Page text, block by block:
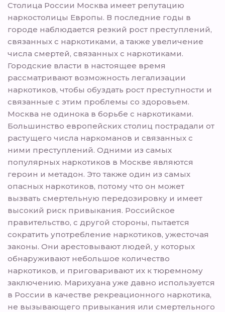
Столица России Москва имеет репутацию
наркостолицы Европы. В последние годы в
городе наблюдается резкий рост преступлений,
связанных с наркотиками, а также увеличение
числа смертей, связанных с наркотиками.
Городские власти в настоящее время
рассматривают возможность легализации
наркотиков, чтобы обуздать рост преступности и
связанные с этим проблемы со здоровьем.
Москва не одинока в борьбе с наркотиками.
Большинство европейских столиц пострадали от
растущего числа наркоманов и связанных с
ними преступлений. Одними из самых
популярных наркотиков в Москве являются
героин и метадон. Это также один из самых
опасных наркотиков, потому что он может
вызвать смертельную передозировку и имеет
высокий риск привыкания. Российское
правительство, с другой стороны, пытается
сократить употребление наркотиков, ужесточая
законы. Они арестовывают людей, у которых
обнаруживают небольшое количество
наркотиков, и приговаривают их к тюремному
заключению. Марихуана уже давно используется
в России в качестве рекреационного наркотика,
не вызывающего привыкания или смертельного